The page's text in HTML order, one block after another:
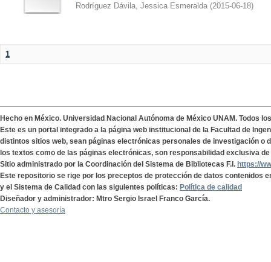
Rodríguez Dávila, Jessica Esmeralda (2015-06-18)
1
Hecho en México. Universidad Nacional Autónoma de México UNAM. Todos
Este es un portal integrado a la página web institucional de la Facultad de
distintos sitios web, sean páginas electrónicas personales de investigación o
los textos como de las páginas electrónicas, son responsabilidad exclusiva
Sitio administrado por la Coordinación del Sistema de Bibliotecas F.I. https://
Este repositorio se rige por los preceptos de protección de datos contenidos
y el Sistema de Calidad con las siguientes políticas: Política de calidad
Diseñador y administrador: Mtro Sergio Israel Franco García.
Contacto y asesoría